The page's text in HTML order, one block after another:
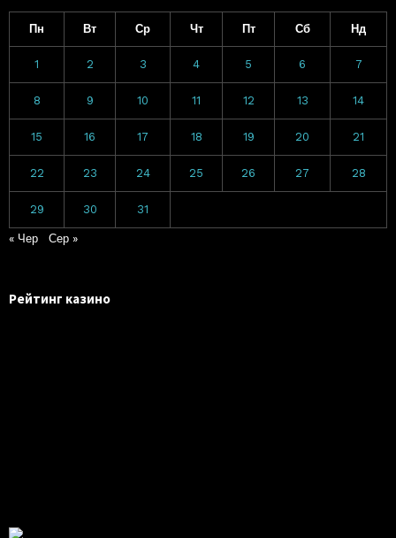
Пн Вт Ср Чт Пт Сб Нд
1 2 3 4 5 6 7
8 9 10 11 12 13 14
15 16 17 18 19 20 21
22 23 24 25 26 27 28
29 30 31
« Чер Сер »
Рейтинг казино